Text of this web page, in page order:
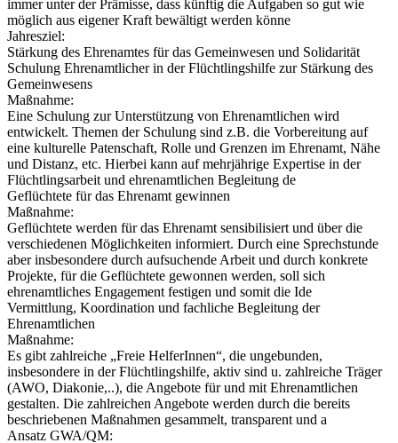
immer unter der Prämisse, dass künftig die Aufgaben so gut wie
möglich aus eigener Kraft bewältigt werden könne
Jahresziel:
Stärkung des Ehrenamtes für das Gemeinwesen und Solidarität
Schulung Ehrenamtlicher in der Flüchtlingshilfe zur Stärkung des
Gemeinwesens
Maßnahme:
Eine Schulung zur Unterstützung von Ehrenamtlichen wird
entwickelt. Themen der Schulung sind z.B. die Vorbereitung auf
eine kulturelle Patenschaft, Rolle und Grenzen im Ehrenamt, Nähe
und Distanz, etc. Hierbei kann auf mehrjährige Expertise in der
Flüchtlingsarbeit und ehrenamtlichen Begleitung de
Geflüchtete für das Ehrenamt gewinnen
Maßnahme:
Geflüchtete werden für das Ehrenamt sensibilisiert und über die
verschiedenen Möglichkeiten informiert. Durch eine Sprechstunde
aber insbesondere durch aufsuchende Arbeit und durch konkrete
Projekte, für die Geflüchtete gewonnen werden, soll sich
ehrenamtliches Engagement festigen und somit die Ide
Vermittlung, Koordination und fachliche Begleitung der
Ehrenamtlichen
Maßnahme:
Es gibt zahlreiche „Freie HelferInnen“, die ungebunden,
insbesondere in der Flüchtlingshilfe, aktiv sind u. zahlreiche Träger
(AWO, Diakonie,..), die Angebote für und mit Ehrenamtlichen
gestalten. Die zahlreichen Angebote werden durch die bereits
beschriebenen Maßnahmen gesammelt, transparent und a
Ansatz GWA/QM: